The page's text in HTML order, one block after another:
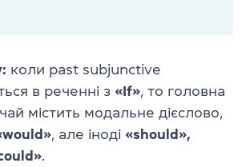
коли past subjunctive
в реченні з «If», то головна
містить модальне дієслово,
, але іноді «should»,
.